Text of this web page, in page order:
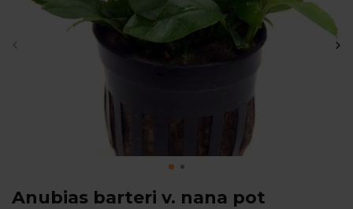
Anubias barteri v. nana pot